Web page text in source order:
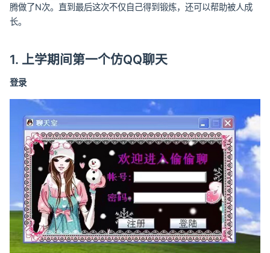
腾做了N次。直到最后这次不仅自己得到锻炼，还可以帮助被人成
长。
1. 上学期间第一个仿QQ聊天
登录